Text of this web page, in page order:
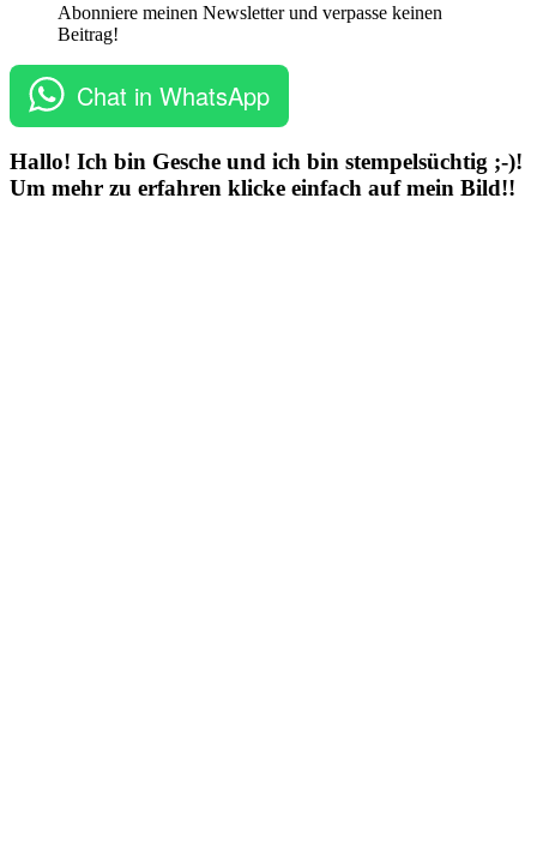
Abonniere meinen Newsletter und verpasse keinen
Beitrag!
Chat in WhatsApp
Hallo! Ich bin Gesche und ich bin stempelsüchtig ;-)!
Um mehr zu erfahren klicke einfach auf mein Bild!!